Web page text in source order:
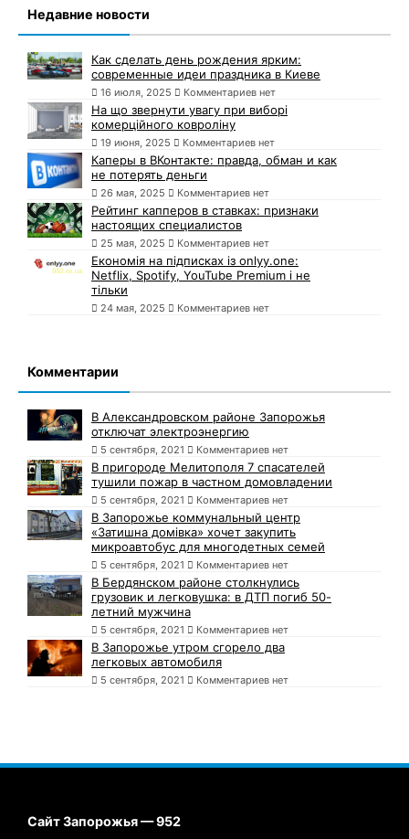
Недавние новости
Как сделать день рождения ярким:
современные идеи праздника в Киеве
16 июля, 2025 Комментариев нет
На що звернути увагу при виборі
комерційного ковроліну
19 июня, 2025 Комментариев нет
Каперы в ВКонтакте: правда, обман и как
не потерять деньги
26 мая, 2025 Комментариев нет
Рейтинг капперов в ставках: признаки
настоящих специалистов
25 мая, 2025 Комментариев нет
Економія на підписках із onlyy.one:
Netflix, Spotify, YouTube Premium і не
тільки
24 мая, 2025 Комментариев нет
Комментарии
В Александровском районе Запорожья
отключат электроэнергию
5 сентября, 2021 Комментариев нет
В пригороде Мелитополя 7 спасателей
тушили пожар в частном домовладении
5 сентября, 2021 Комментариев нет
В Запорожье коммунальный центр
«Затишна домівка» хочет закупить
микроавтобус для многодетных семей
5 сентября, 2021 Комментариев нет
В Бердянском районе столкнулись
грузовик и легковушка: в ДТП погиб 50-
летний мужчина
5 сентября, 2021 Комментариев нет
В Запорожье утром сгорело два
легковых автомобиля
5 сентября, 2021 Комментариев нет
Сайт Запорожья — 952